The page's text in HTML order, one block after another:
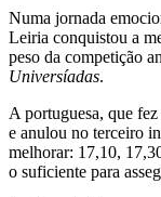
Numa jornada
Leiria conquistou a
peso da competição
Universíadas.
A portuguesa, que
e anulou no terceiro
melhorar: 17,10,
o suficiente para